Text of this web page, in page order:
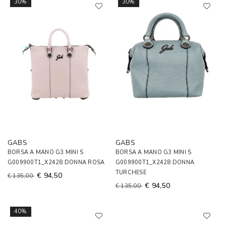
30%
GABS
BORSA A MANO G3 MINI S
G009900T1_X2428 DONNA ROSA
€ 135,00 € 94,50
30%
GABS
BORSA A MANO G3 MINI S
G009900T1_X2428 DONNA
TURCHESE
€ 135,00 € 94,50
40%